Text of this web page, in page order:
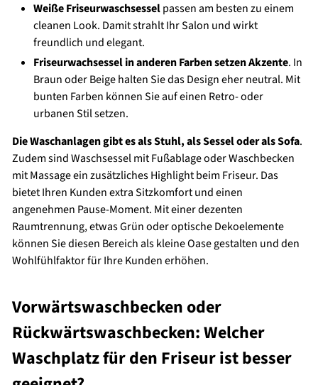
Weiße Friseurwaschsesselpassen am besten zu einem
cleanen Look. Damit strahlt Ihr Salon und wirkt
freundlich und elegant.
Friseurwachsessel in anderen Farben setzen Akzente. In
Braun oder Beige halten Sie das Design eher neutral. Mit
bunten Farben können Sie auf einen Retro- oder
urbanen Stil setzen.
Die Waschanlagen gibt es als Stuhl, als Sessel oder als Sofa.
Zudem sind Waschsessel mit Fußablage oder Waschbecken
mit Massage ein zusätzliches Highlight beim Friseur. Das
bietet Ihren Kunden extra Sitzkomfort und einen
angenehmen Pause-Moment. Mit einer dezenten
Raumtrennung, etwas Grün oder optische Dekoelemente
können Sie diesen Bereich als kleine Oase gestalten und den
Wohlfühlfaktor für Ihre Kunden erhöhen.
Vorwärtswaschbecken oder
Rückwärtswaschbecken: Welcher
Waschplatz für den Friseur ist besser